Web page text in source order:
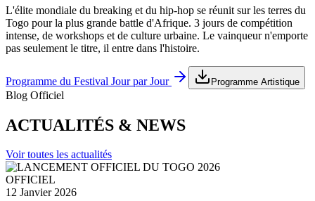
L'élite mondiale du breaking et du hip-hop se réunit sur les terres du
Togo pour la plus grande battle d'Afrique. 3 jours de compétition
intense, de workshops et de culture urbaine. Le vainqueur n'emporte
pas seulement le titre, il entre dans l'histoire.
Programme du Festival Jour par Jour Programme Artistique
Blog Officiel
ACTUALITÉS & NEWS
Voir toutes les actualités
OFFICIEL
12 Janvier 2026